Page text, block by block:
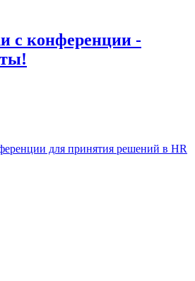
с конференции -
для принятия решений в HR